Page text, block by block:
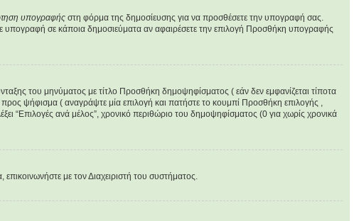
υπογραφής στη φόρμα της δημοσίευσης για να προσθέσετε την υπογραφή σας.
υπογραφή σε κάποια δημοσιεύματα αν αφαιρέσετε την επιλογή Προσθήκη υπογραφής
του μηνύματος με τίτλο Προσθήκη δημοψηφίσματος ( εάν δεν εμφανίζεται τίποτα
ψήφισμα ( αναγράψτε μία επιλογή και πατήστε το κουμπί Προσθήκη επιλογής ,
“Επιλογές ανά μέλος”, χρονικό περιθώριο του δημοψηφίσματος (0 για χωρίς χρονικά
με τον Διαχειριστή του συστήματος.